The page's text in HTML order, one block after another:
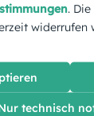
.
widerrufen
technisch